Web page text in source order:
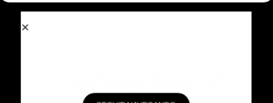
Scaloni enojado por el mal estado del campo de